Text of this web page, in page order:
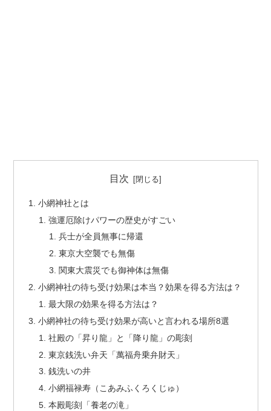
目次
小網神社とは
強運厄除けパワーの歴史がすごい
兵士が全員無事に帰還
東京大空襲でも無傷
関東大震災でも御神体は無傷
小網神社の待ち受け効果は本当？効果を得る方法は？
最大限の効果を得る方法は？
小網神社の待ち受け効果が高いと言われる場所8選
社殿の「昇り龍」と「降り龍」の彫刻
東京銭洗い弁天「萬福舟乗弁財天」
銭洗いの井
小網福禄寿（こあみふくろくじゅ）
本殿彫刻「養老の滝」